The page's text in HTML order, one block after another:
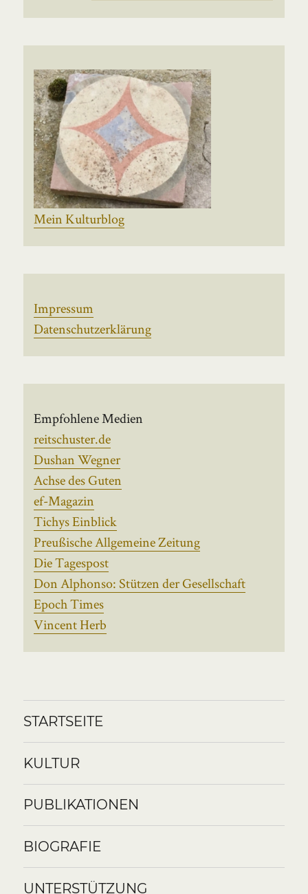
Mein Kulturblog
Impressum
Datenschutzerklärung
Empfohlene Medien
reitschuster.de
Dushan Wegner
Achse des Guten
ef-Magazin
Tichys Einblick
Preußische Allgemeine Zeitung
Die Tagespost
Don Alphonso: Stützen der Gesellschaft
Epoch Times
Vincent Herb
STARTSEITE
KULTUR
PUBLIKATIONEN
BIOGRAFIE
UNTERSTÜTZUNG